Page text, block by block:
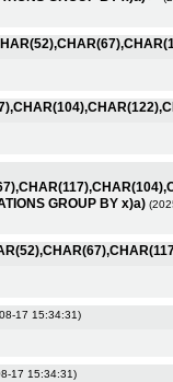
GROUP BY x)a)
17 15:34:31)
17 15:34:31)